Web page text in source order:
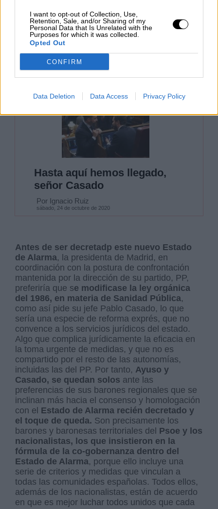
I want to opt-out of Collection, Use,
Retention, Sale, and/or Sharing of my
Personal Data that Is Unrelated with the
Purposes for which it was collected.
Opted Out
CONFIRM
Data Deletion Data Access Privacy Policy
alarmantes. Según el último Consejo
Interterritorial, serían en la actualidad siete las
comunidades que han sobrepasado ya las
ratios aceptadas hasta ahora:
Cataluña, Aragón, Castila la Mancha, Castilla
León, Navarra y Rioja.
Hasta aquí hemos llegado,
señor Casado
Por Ignacio Ruiz
sábado, 24 de octubre de 2020
Antes de ser decretadp este nuevo Estado
de Alarma, la presidenta de Madrid, en
coordinación con la postura de confrontación
mantenida por la dirección de su partido, PP,
preferiría que se modificase la ley orgánica
del 1986, en materia de Sanidad Pública,
como así pide su jefe Pablo Casado, lo que
sería una especie de reforma exprés, que no
convence a los servicios jurídicos del estado.
Algo que complica jurídicamente la eficacia en
la toma urgente de medidas, y que no es
compartido por el resto de las autonomías,
incluidas las del PP. Por tanto, Ayuso y
Casado, se quedan solos ante las
preferencias de sus barones regionales que se
inclinan más hacia el consenso y homologación
con el Estado de Alarma recién decretado y
el toque de queda. Son precisamente los
barones y baronesas territoriales del Psoe y los
nacionalistas, los que insistieron en la
fórmula de la co-gobernanza dentro del
Estado de Alarma, porque ello incluye una
serie de criterios y medidas que vinculan a
todas las comunidades españolas. Todos ellos,
además de los nacionalistas, están de acuerdo
en que es mejor luchar todos unidos que cada